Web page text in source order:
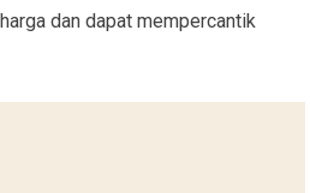
dan dapat mempercantik